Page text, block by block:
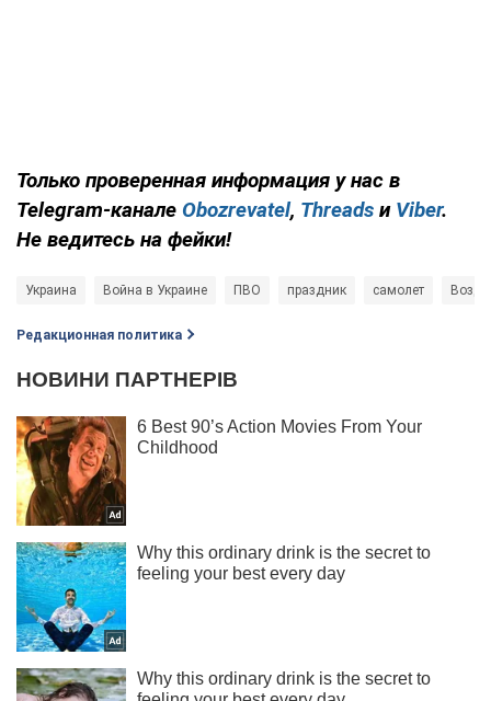
Только проверенная информация у нас в
Telegram-канале Obozrevatel, Threads и Viber.
Не ведитесь на фейки!
Украина Война в Украине ПВО праздник самолет
Редакционная политика